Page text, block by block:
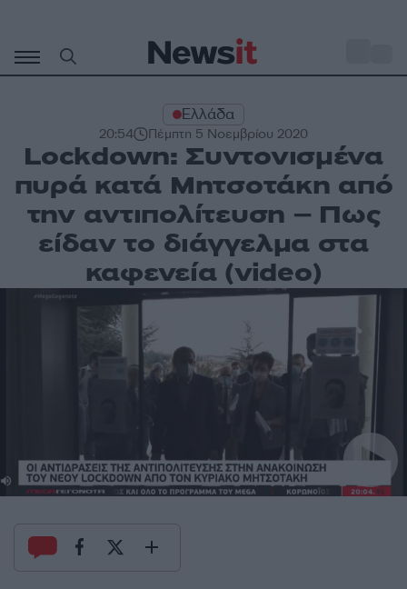
περιεχόμενο
Ελλάδα
20:54 Πέμπτη 5 Νοεμβρίου 2020
Lockdown: Συντονισμένα
πυρά κατά Μητσοτάκη από
την αντιπολίτευση – Πως
είδαν το διάγγελμα στα
καφενεία (video)